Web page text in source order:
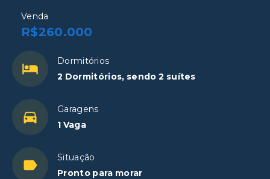
Venda
R$260.000
Dormitórios
2 Dormitórios, sendo 2 suítes
Garagens
1 Vaga
Situação
Pronto para morar